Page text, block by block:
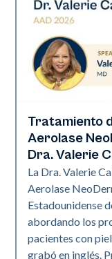
Neo Elite |
Tratamiento
Aerolase
Dra. Valerie
La Dra. Valerie
Aerolase
Estadounidense
abordando los
pacientes con
grabó en inglés.